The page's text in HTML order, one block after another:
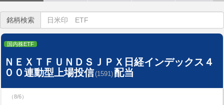
銘柄検索
国内株ETF
ＮＥＸＴＦＵＮＤＳＪＰＸ日経インデックス４
００連動型上場投信(1591) 配当
（8/6）